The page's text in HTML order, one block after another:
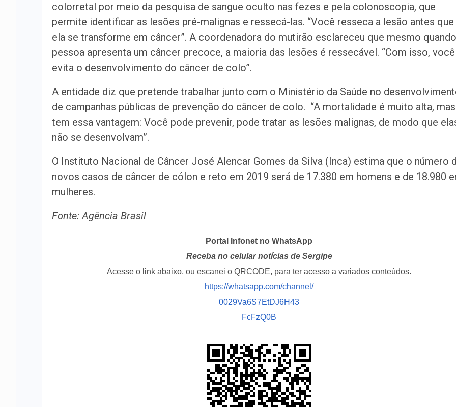
colorretal por meio da pesquisa de sangue oculto nas fezes e pela colonoscopia, que
permite identificar as lesões pré-malignas e ressecá-las. “Você resseca a lesão antes que
ela se transforme em câncer”. A coordenadora do mutirão esclareceu que mesmo
pessoa apresenta um câncer precoce, a maioria das lesões é ressecável. “Com isso, você
evita o desenvolvimento do câncer de colo”.
A entidade diz que pretende trabalhar junto com o Ministério da Saúde no
de campanhas públicas de prevenção do câncer de colo. “A mortalidade é muito alta, mas
tem essa vantagem: Você pode prevenir, pode tratar as lesões malignas, de modo que
não se desenvolvam”.
O Instituto Nacional de Câncer José Alencar Gomes da Silva (Inca) estima que o número
novos casos de câncer de cólon e reto em 2019 será de 17.380 em homens e de 18.980
mulheres.
Fonte: Agência Brasil
Portal Infonet no WhatsApp
Receba no celular notícias de Sergipe
Acesse o link abaixo, ou escanei o QRCODE, para ter acesso a variados conteúdos.
https://whatsapp.com/channel/
0029Va6S7EtDJ6H43
FcFzQ0B